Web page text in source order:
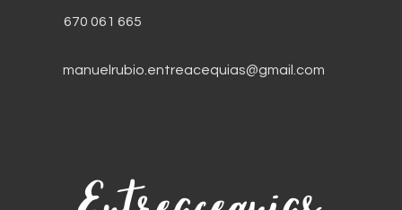
670 061 665
manuelrubio.entreacequias@gmail.com